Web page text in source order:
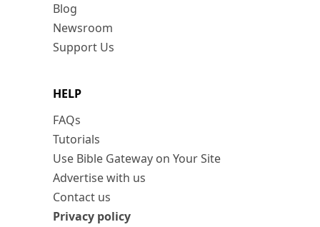
Blog
Newsroom
Support Us
HELP
FAQs
Tutorials
Use Bible Gateway on Your Site
Advertise with us
Contact us
Privacy policy